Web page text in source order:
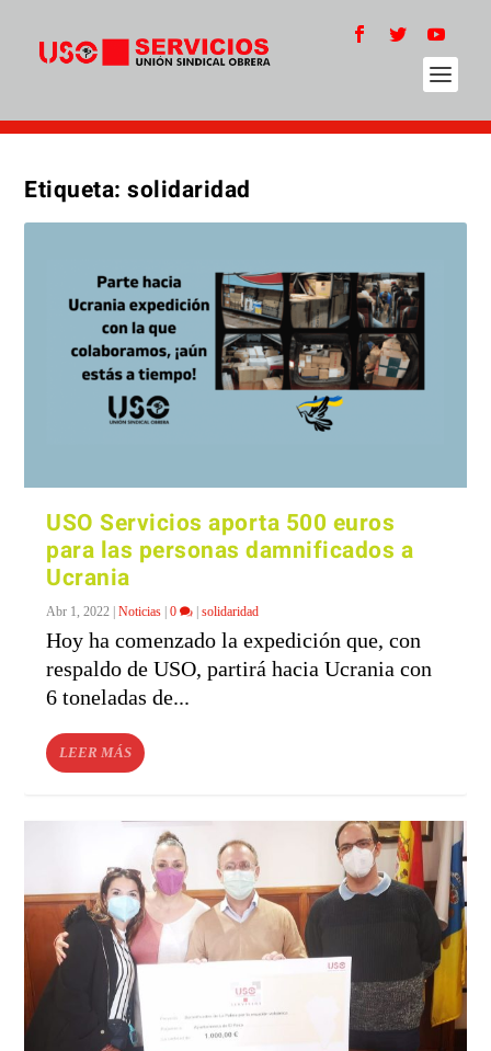
Etiqueta:solidaridad
USO Servicios aporta 500 euros
para las personas damnificados a
Ucrania
Abr 1, 2022 |Noticias |0 |solidaridad
Hoy ha comenzado la expedición que, con
respaldo de USO, partirá hacia Ucrania con
6 toneladas de...
LEER MÁS